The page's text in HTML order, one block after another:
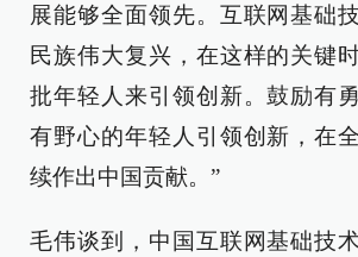
展能够全面领先。互联网基础
民族伟大复兴，在这样的关键
批年轻人来引领创新。鼓励有
有野心的年轻人引领创新，在
续作出中国贡献。”
毛伟谈到，中国互联网基础技